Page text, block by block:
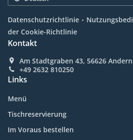
Datenschutzrichtlinie .
der Cookie-Richtlinie
Kontakt
Am Stadtgraben 43, 56626
+49 2632 810250
Links
Menü
Tischreservierung
Im Voraus bestellen